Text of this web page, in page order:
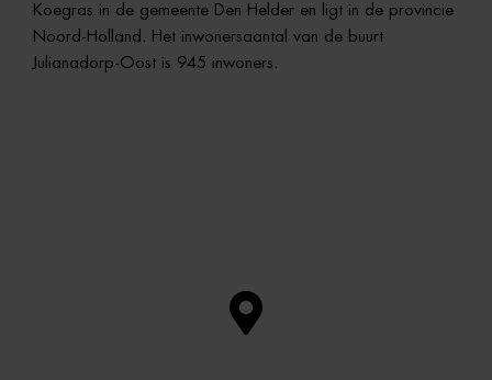
Koegras in de gemeente Den Helder en ligt in de provincie
Noord-Holland. Het inwonersaantal van de buurt
Julianadorp-Oost is 945 inwoners.